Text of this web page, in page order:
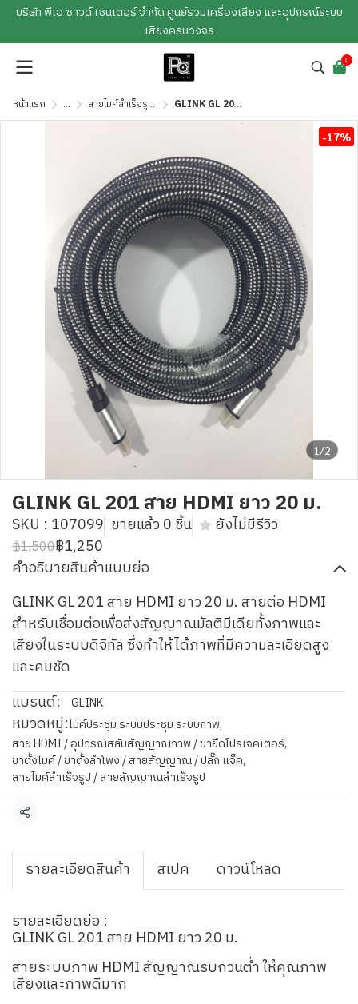
บริษัท พีเอ ซาวด์ เซนเตอร์ จำกัด ศูนย์รวมเครื่องเสียง และอุปกรณ์ระบบ
เสียงครบวงจร
0
หน้าแรก ... สายไมค์สำเร็จรูป / สายสัญญาณสำเร็จรูป GLINK GL 201 สาย HDMI ยาว 20 ม.
1/2
-17%
GLINK GL 201 สาย HDMI ยาว 20 ม.
SKU : 107099 ขายแล้ว 0 ชิ้น ยังไม่มีรีวิว
฿1,500฿1,250
คำอธิบายสินค้าแบบย่อ
GLINK GL 201 สาย HDMI ยาว 20 ม. สายต่อ HDMI
สำหรับเชื่อมต่อเพื่อส่งสัญญาณมัลติมีเดียทั้งภาพและ
เสียงในระบบดิจิทัล ซึ่งทำให้ได้ภาพที่มีความละเอียดสูง
และคมชัด
แบรนด์:
GLINK
หมวดหมู่:ไมค์ประชุม ระบบประชุม ระบบภาพ,
สาย HDMI / อุปกรณ์สลับสัญญาณภาพ / ขายึดโปรเจคเตอร์,
ขาตั้งไมค์ / ขาตั้งลำโพง / สายสัญญาณ / ปลั๊ก แจ็ค,
สายไมค์สำเร็จรูป / สายสัญญาณสำเร็จรูป
แชร์
รายละเอียดสินค้า สเปค ดาวน์โหลด
รายละเอียดย่อ :
GLINK GL 201 สาย HDMI ยาว 20 ม.
สายระบบภาพ HDMI สัญญาณรบกวนต่ำ ให้คุณภาพ
เสียงและภาพดีมาก